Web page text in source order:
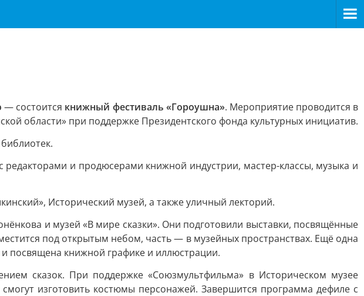
— состоится книжный фестиваль «Гороушна». Мероприятие проводится в
области» при поддержке Президентского фонда культурных инициатив.
и продюсерами книжной индустрии, мастер-классы, музыка и
Исторический музей, а также уличный лекторий.
и музей «В мире сказки». Они подготовили выставки, посвящённые
под открытым небом, часть — в музейных пространствах. Ещё одна
посвящена книжной графике и иллюстрации.
сказок. При поддержке «Союзмультфильма» в Историческом музее
изготовить костюмы персонажей. Завершится программа дефиле с